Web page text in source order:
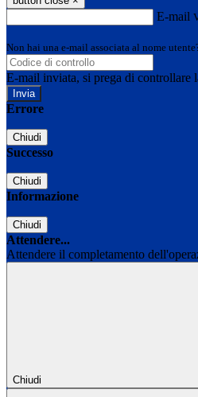
E-mail
Non hai una e-mail associata al nome
E-mail inviata, si prega di controllare
Errore
Chiudi
Successo
Chiudi
Informazione
Chiudi
Attendere...
Attendere il completamento
Chiudi